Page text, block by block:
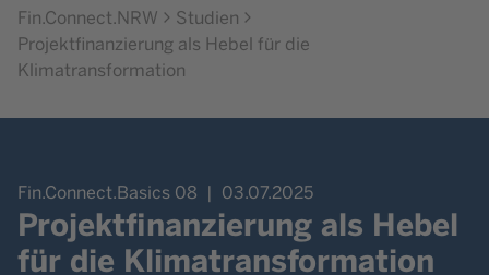
Fin.Connect.NRW
Studien
Projektfinanzierung als Hebel für die
Klimatransformation
Fin.Connect.Basics 08 03.07.2025
Projektfinanzierung als Hebel
für die Klimatransformation